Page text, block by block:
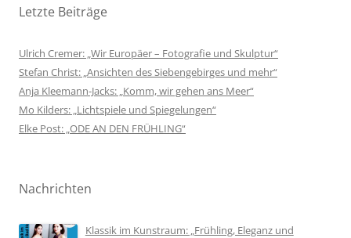
Letzte Beiträge
Ulrich Cremer: „Wir Europäer – Fotografie und Skulptur“
Stefan Christ: „Ansichten des Siebengebirges und mehr“
Anja Kleemann-Jacks: „Komm, wir gehen ans Meer“
Mo Kilders: „Lichtspiele und Spiegelungen“
Elke Post: „ODE AN DEN FRÜHLING“
Nachrichten
Klassik im Kunstraum: „Frühling, Eleganz und